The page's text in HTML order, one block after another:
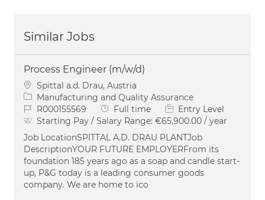
Similar Jobs
Process Engineer (m/w/d)
Location
Spittal a.d. Drau, Austria
Category
Manufacturing and Quality Assurance
Job IdR000155569 Job Type
Full time
Entry Level
Starting Pay / Salary Range: €65,900.00 / year
Job LocationSPITTAL A.D. DRAU PLANTJob
DescriptionYOUR FUTURE EMPLOYERFrom its
foundation 185 years ago as a soap and candle start-
up, P&G today is a leading consumer goods
company. We are home to ico